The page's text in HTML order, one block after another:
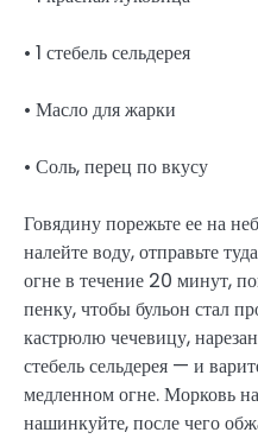
• 1 стебель сельдерея
• Масло для жарки
• Соль, перец по вкусу
Говядину порежьте ее на
налейте воду, отправьте
огне в течение 20 минут,
пенку, чтобы бульон стал
кастрюлю чечевицу,
стебель сельдерея — и
медленном огне. Морковь
нашинкуйте, после чего